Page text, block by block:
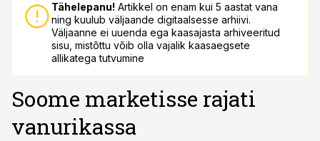
Tähelepanu! Artikkel on enam kui 5 aastat vana
ning kuulub väljaande digitaalsesse arhiivi.
Väljaanne ei uuenda ega kaasajasta arhiveeritud
sisu, mistõttu võib olla vajalik kaasaegsete
allikatega tutvumine
Soome marketisse rajati
vanurikassa